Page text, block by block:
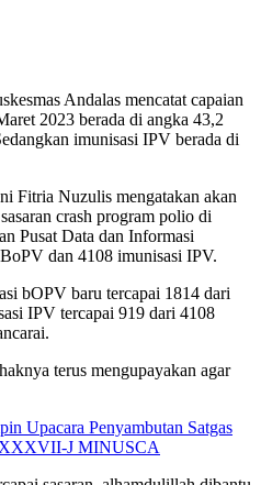
Andalas mencatat capaian
2023 berada di angka 43,2
imunisasi IPV berada di
Fitria Nuzulis mengatakan akan
crash program polio di
Pusat Data dan Informasi
dan 4108 imunisasi IPV.
bOPV baru tercapai 1814 dari
IPV tercapai 919 dari 4108
terus mengupayakan agar
Upacara Penyambutan Satgas
J MINUSCA